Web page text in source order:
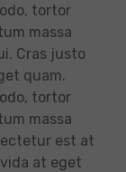
tortor
massa
Cras justo
quam.
tortor
massa
est at
at eget